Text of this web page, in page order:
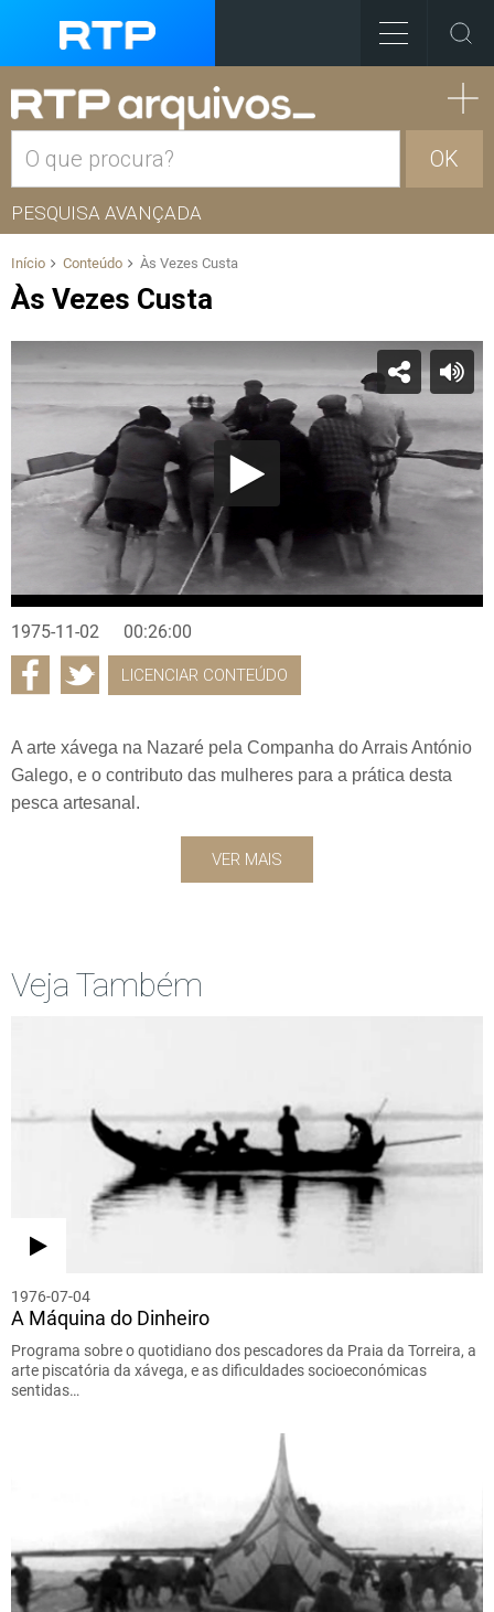
OK
PESQUISA AVANÇADA
Início Conteúdo Às Vezes Custa
Às Vezes Custa
1975-11-02 00:26:00
LICENCIAR CONTEÚDO
A arte xávega na Nazaré pela Companha do Arrais António
Galego, e o contributo das mulheres para a prática desta
pesca artesanal.
VER MAIS
Veja Também
1976-07-04
A Máquina do Dinheiro
Programa sobre o quotidiano dos pescadores da Praia da Torreira, a
arte piscatória da xávega, e as dificuldades socioeconómicas
sentidas…